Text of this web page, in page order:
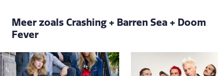
Meer zoals Crashing + Barren Sea + Doom
Fever